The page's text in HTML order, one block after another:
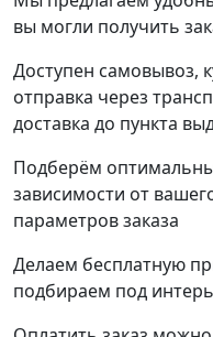
вы могли получить
Доступен самовывоз,
отправка через
доставка до пункта
Подберём
зависимости от
параметров заказа
Делаем бесплатную
подбираем под